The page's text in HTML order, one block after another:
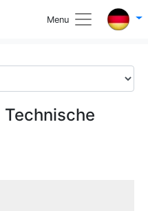
Menu
Technische